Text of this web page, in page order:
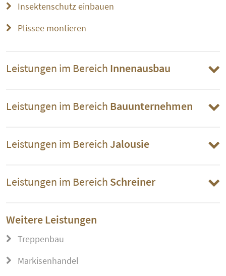
Insektenschutz einbauen
Plissee montieren
Leistungen im Bereich Innenausbau
Leistungen im Bereich Bauunternehmen
Leistungen im BereichJalousie
Leistungen im Bereich Schreiner
Weitere Leistungen
Treppenbau
Markisenhandel